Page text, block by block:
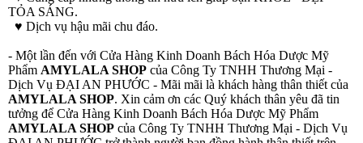
TỎA SÁNG.
♥ Dịch vụ hậu mãi chu đáo.
- Một lần đến với Cửa Hàng Kinh Doanh Bách Hóa Dược Mỹ
Phẩm AMYLALA SHOP của Công Ty TNHH Thương Mại -
Dịch Vụ ĐẠI AN PHƯỚC - Mãi mãi là khách hàng thân thiết của
AMYLALA SHOP. Xin cảm ơn các Quý khách thân yêu đã tin
tưởng để Cửa Hàng Kinh Doanh Bách Hóa Dược Mỹ Phẩm
AMYLALA SHOP của Công Ty TNHH Thương Mại - Dịch Vụ